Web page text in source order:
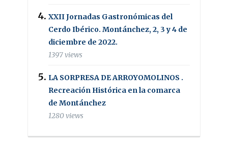
XXII Jornadas Gastronómicas del
Cerdo Ibérico. Montánchez, 2, 3 y 4 de
diciembre de 2022.
1397 views
LA SORPRESA DE ARROYOMOLINOS .
Recreación Histórica en la comarca
de Montánchez
1280 views